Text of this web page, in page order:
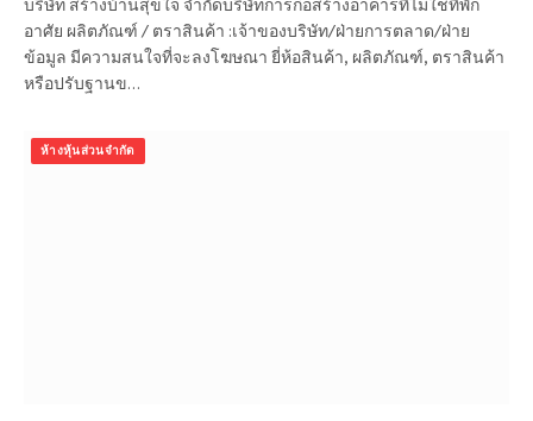
อาศัย ผลิตภัณฑ์ / ตราสินค้า :เจ้าของบริษัท/ฝ่ายการตลาด/ฝ่าย
ข้อมูล มีความสนใจที่จะลงโฆษณา ยี่ห้อสินค้า, ผลิตภัณฑ์, ตราสินค้า
หรือปรับฐานข…
ห้างหุ้นส่วนจำกัด